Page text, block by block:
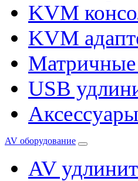
KVM
KVM
USB
Аксессуары
AV оборудование
AV